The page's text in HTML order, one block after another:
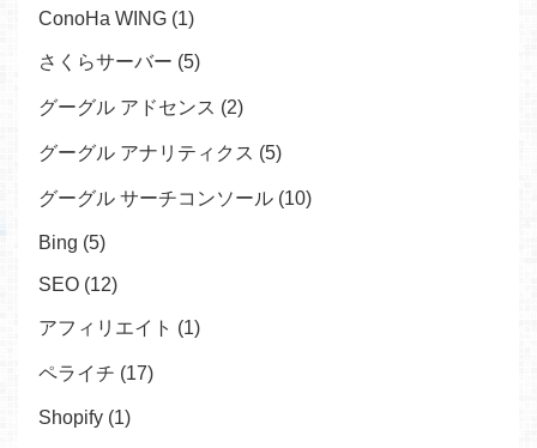
ConoHa WING (1)
さくらサーバー (5)
グーグル アドセンス (2)
グーグル アナリティクス (5)
グーグル サーチコンソール (10)
Bing (5)
SEO (12)
アフィリエイト (1)
ペライチ (17)
Shopify (1)